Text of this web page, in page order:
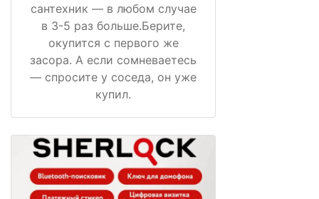
сантехник — в любом случае
в 3-5 раз больше.Берите,
окупится с первого же
засора. А если сомневаетесь
— спросите у соседа, он уже
купил.